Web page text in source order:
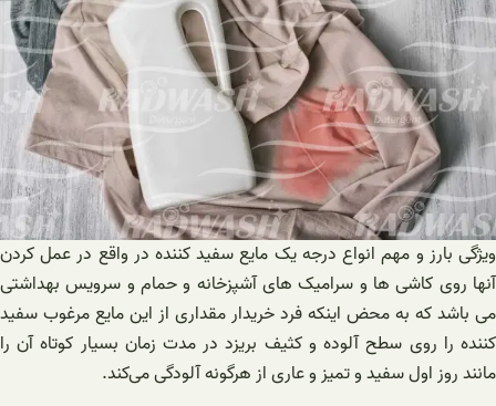
ویژگی بارز و مهم انواع درجه یک مایع سفید کننده در واقع در عمل کردن
آنها روی کاشی ها و سرامیک های آشپزخانه و حمام و سرویس بهداشتی
می باشد که به محض اینکه فرد خریدار مقداری از این مایع مرغوب سفید
کننده را روی سطح آلوده و کثیف بریزد در مدت زمان بسیار کوتاه آن را
مانند روز اول سفید و تمیز و عاری از هرگونه آلودگی می‌کند.